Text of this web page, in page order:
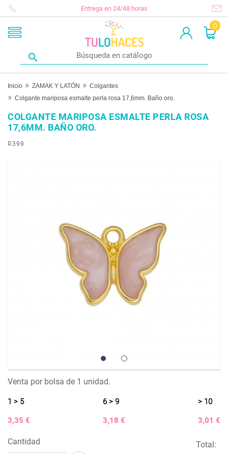
Entrega en 24/48 horas
0

Inicio ZAMAK Y LATÓN
Colgantes
Colgante mariposa esmalte perla rosa 17,6mm. Baño oro.
COLGANTE MARIPOSA ESMALTE PERLA ROSA
17,6MM. BAÑO ORO.
R399
1 2
Venta por bolsa de 1 unidad.
1 > 5
3,35 €
6 > 9
3,18 €
> 10
3,01 €
Cantidad Total: